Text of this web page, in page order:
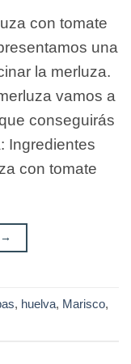
con tomate
una
la merluza.
vamos a
conseguirás
Ingredientes
con tomate
→
, huelva, Marisco,